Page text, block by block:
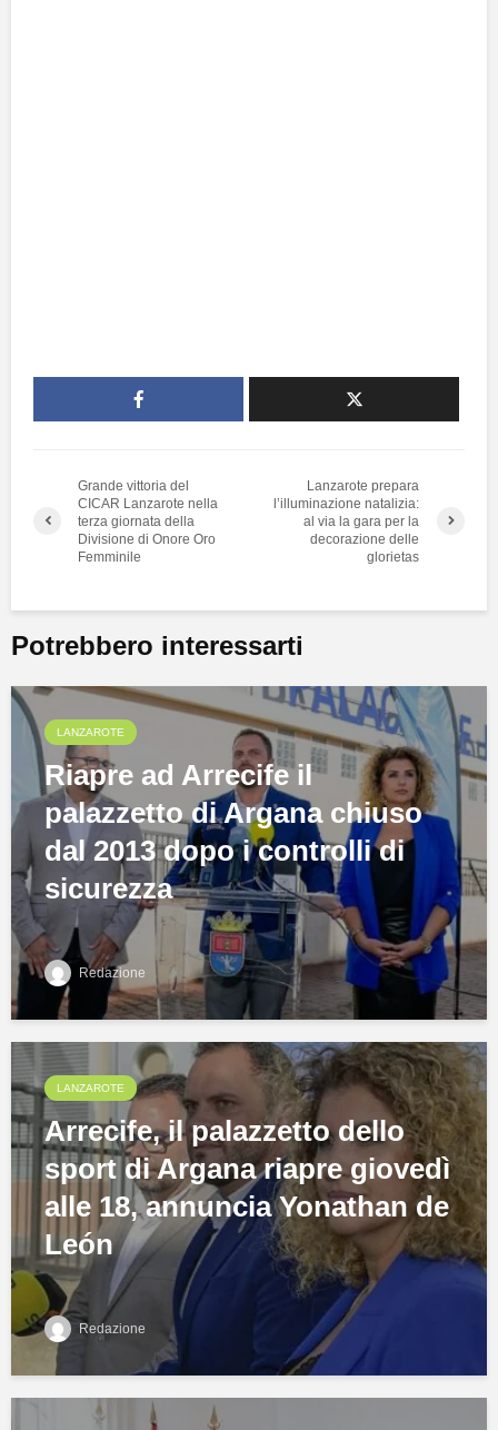
Grande vittoria del
CICAR Lanzarote nella
terza giornata della
Divisione di Onore Oro
Femminile
Lanzarote prepara
l’illuminazione natalizia:
al via la gara per la
decorazione delle
glorietas
Potrebbero interessarti
LANZAROTE
Riapre ad Arrecife il
palazzetto di Argana chiuso
dal 2013 dopo i controlli di
sicurezza
Redazione
LANZAROTE
Arrecife, il palazzetto dello
sport di Argana riapre giovedì
alle 18, annuncia Yonathan de
León
Redazione